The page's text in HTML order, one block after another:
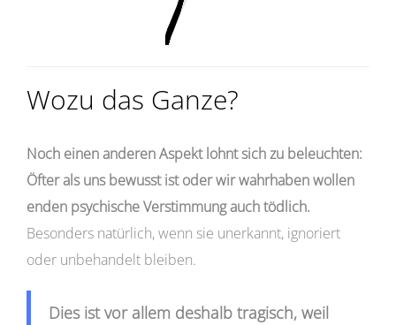
Wozu das Ganze?
Noch einen anderen Aspekt lohnt sich zu beleuchten:
Öfter als uns bewusst ist oder wir wahrhaben wollen
enden psychische Verstimmung auch tödlich.
Besonders natürlich, wenn sie unerkannt, ignoriert
oder unbehandelt bleiben.
Dies ist vor allem deshalb tragisch, weil